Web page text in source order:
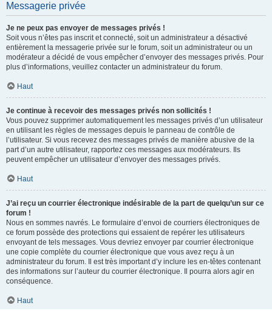
Messagerie privée
Je ne peux pas envoyer de messages privés !
Soit vous n’êtes pas inscrit et connecté, soit un administrateur a désactivé
entièrement la messagerie privée sur le forum, soit un administrateur ou un
modérateur a décidé de vous empêcher d’envoyer des messages privés. Pour
plus d’informations, veuillez contacter un administrateur du forum.
Haut
Je continue à recevoir des messages privés non sollicités !
Vous pouvez supprimer automatiquement les messages privés d’un utilisateur
en utilisant les règles de messages depuis le panneau de contrôle de
l’utilisateur. Si vous recevez des messages privés de manière abusive de la
part d’un autre utilisateur, rapportez ces messages aux modérateurs. Ils
peuvent empêcher un utilisateur d’envoyer des messages privés.
Haut
J’ai reçu un courrier électronique indésirable de la part de quelqu’un sur ce
forum !
Nous en sommes navrés. Le formulaire d’envoi de courriers électroniques de
ce forum possède des protections qui essaient de repérer les utilisateurs
envoyant de tels messages. Vous devriez envoyer par courrier électronique
une copie complète du courrier électronique que vous avez reçu à un
administrateur du forum. Il est très important d’y inclure les en-têtes contenant
des informations sur l’auteur du courrier électronique. Il pourra alors agir en
conséquence.
Haut